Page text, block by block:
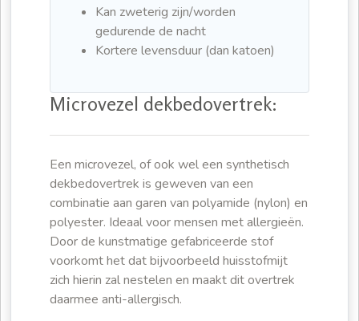
Kan zweterig zijn/worden
gedurende de nacht
Kortere levensduur (dan katoen)
Microvezel dekbedovertrek:
Een microvezel, of ook wel een synthetisch
dekbedovertrek is geweven van een
combinatie aan garen van polyamide (nylon) en
polyester. Ideaal voor mensen met allergieën.
Door de kunstmatige gefabriceerde stof
voorkomt het dat bijvoorbeeld huisstofmijt
zich hierin zal nestelen en maakt dit overtrek
daarmee anti-allergisch.